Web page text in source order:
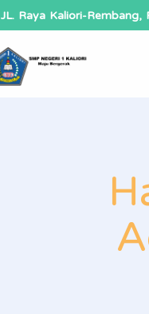
JL. Raya Kaliori-Rembang,